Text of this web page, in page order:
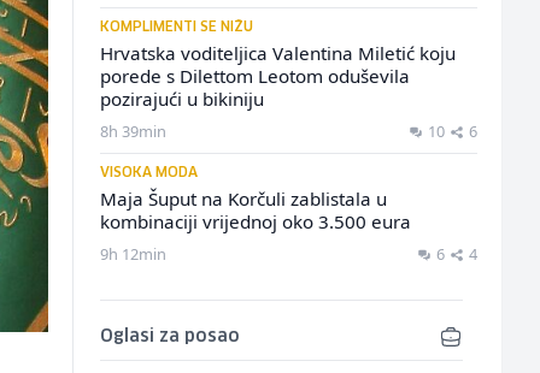
KOMPLIMENTI SE NIŽU
Hrvatska voditeljica Valentina Miletić koju
porede s Dilettom Leotom oduševila
pozirajući u bikiniju
8h 39min 10 6
VISOKA MODA
Maja Šuput na Korčuli zablistala u
kombinaciji vrijednoj oko 3.500 eura
9h 12min 6 4
Oglasi za posao